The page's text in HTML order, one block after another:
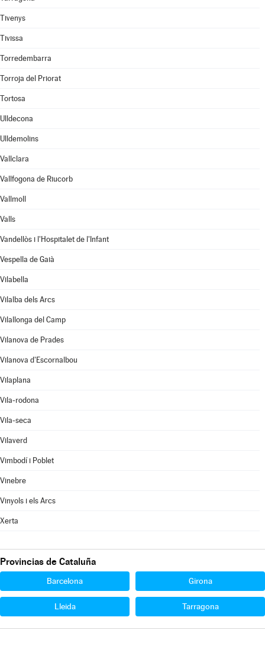
Tivenys
Tivissa
Torredembarra
Torroja del Priorat
Tortosa
Ulldecona
Ulldemolins
Vallclara
Vallfogona de Riucorb
Vallmoll
Valls
Vandellòs i l'Hospitalet de l'Infant
Vespella de Gaià
Vilabella
Vilalba dels Arcs
Vilallonga del Camp
Vilanova de Prades
Vilanova d'Escornalbou
Vilaplana
Vila-rodona
Vila-seca
Vilaverd
Vimbodí i Poblet
Vinebre
Vinyols i els Arcs
Xerta
Provincias de Cataluña
Barcelona Girona
Lleida Tarragona